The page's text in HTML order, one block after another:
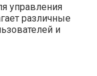
управления
различные
и